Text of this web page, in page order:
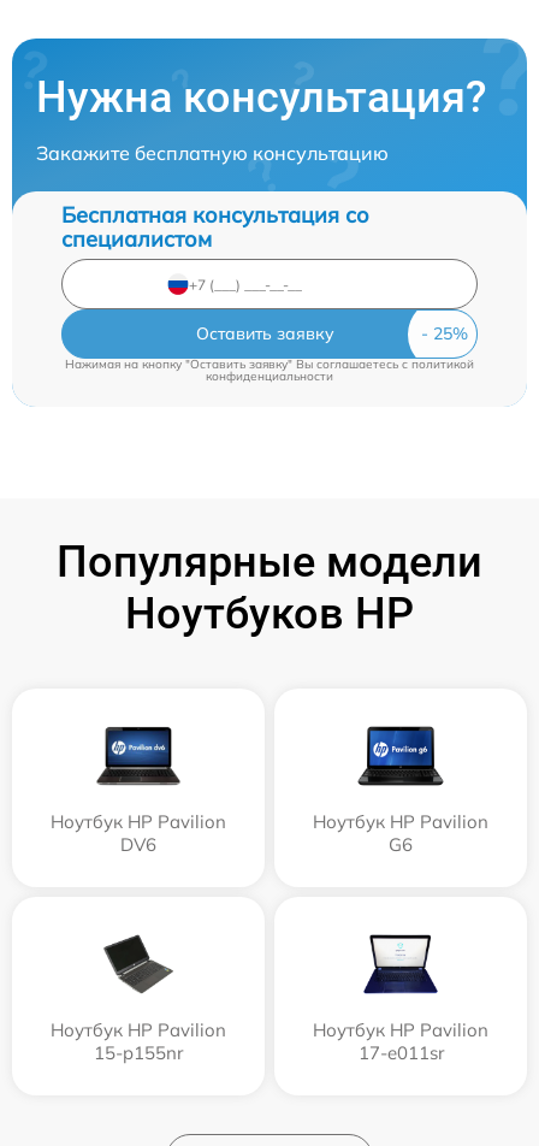
Нужна консультация?
Закажите бесплатную консультацию
Бесплатная консультация со
специалистом
Оставить заявку
Нажимая на кнопку "Оставить заявку" Вы соглашаетесь c политикой
конфиденциальности
Популярные модели
Ноутбуков HP
Ноутбук HP Pavilion
DV6
Ноутбук HP Pavilion
G6
Ноутбук HP Pavilion
15-p155nr
Ноутбук HP Pavilion
17-e011sr